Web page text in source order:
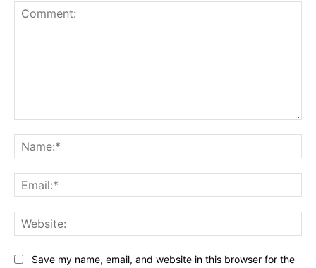
Save my name, email, and website in this browser for the